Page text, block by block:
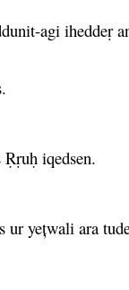
agi iheddeṛ
iqedsen.
yețwali ara